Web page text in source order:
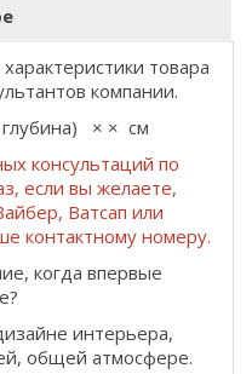
товара
компании.
× × см
консультаций по
если вы желаете,
Ватсап или
контактному номеру.
когда впервые
интерьера,
общей атмосфере.